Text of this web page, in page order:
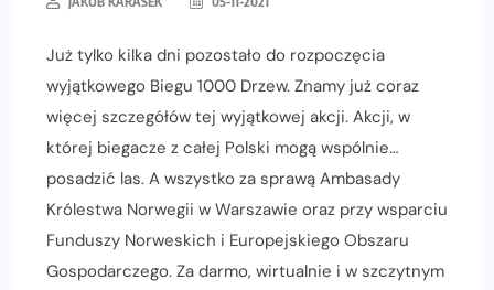
Już tylko kilka dni pozostało do rozpoczęcia
wyjątkowego Biegu 1000 Drzew. Znamy już coraz
więcej szczegółów tej wyjątkowej akcji. Akcji, w
której biegacze z całej Polski mogą wspólnie…
posadzić las. A wszystko za sprawą Ambasady
Królestwa Norwegii w Warszawie oraz przy wsparciu
Funduszy Norweskich i Europejskiego Obszaru
Gospodarczego. Za darmo, wirtualnie i w szczytnym